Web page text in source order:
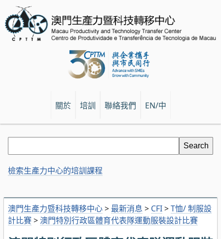
關於 培訓 聯絡我們 EN/中
澳門生產力暨科技轉移中心> 最新消息 > CFI>T恤/ 制服設
計比賽> 澳門特別行政區體育代表隊運動服裝設計比賽
檢索生產力中心的培訓課程